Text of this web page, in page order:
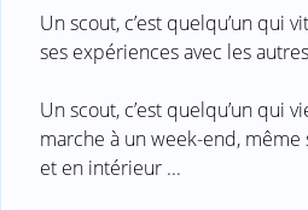
Un scout, c’est quelqu’un qui
ses expériences avec les
Un scout, c’est quelqu’un qui
marche à un week-end, même
et en intérieur ...